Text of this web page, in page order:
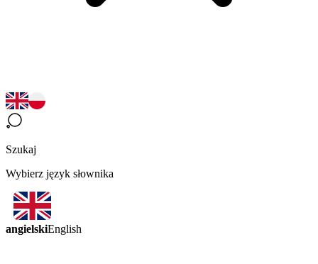
Szukaj
Wybierz język słownika
angielskiEnglish